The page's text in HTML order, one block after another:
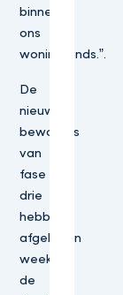
binnen
ons
woningfonds.”.
De
nieuwe
bewoners
van
fase
drie
hebben
afgelopen
week
de